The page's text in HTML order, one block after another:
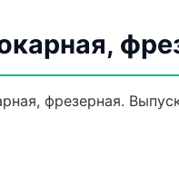
фрезерная.